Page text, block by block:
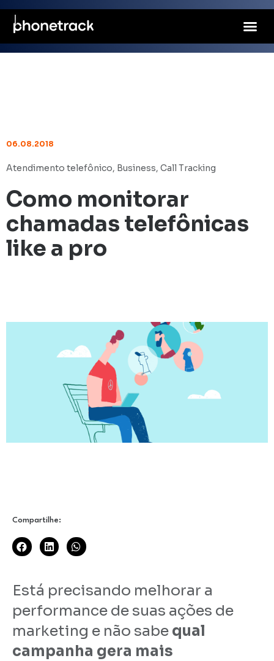
06.08.2018
Atendimento telefônico, Business, Call Tracking
Como monitorar
chamadas telefônicas
like a pro
Compartilhe:
Está precisando melhorar a
performance de suas ações de
marketing e não sabe qual
campanha gera mais